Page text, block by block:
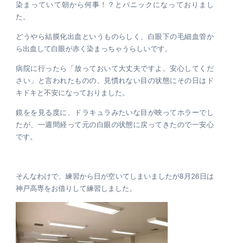
染まっていて朝から何事！？とパニックになっておりまし
た。
どうやら結膜化出血というものらしく、白眼下の毛細血管か
ら出血して白眼が赤く染まっちゃうらしいです。
病院に行ったら「放っておいて大丈夫ですよ。安心してくだ
さい」と言われたものの、見慣れない目の状態にその日はド
キドキと不安になっておりました。
鏡をを見る度に、ドラキュラみたいな目が映ってホラーでし
たが、一週間経って元の白眼の状態に戻ってきたので一安心
です。
そんなわけで、練習から日が空いてしまいましたが8月26日は
神戸高専をお借りして練習しました。